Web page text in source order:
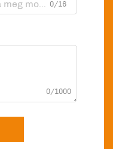
0/16
0/1000